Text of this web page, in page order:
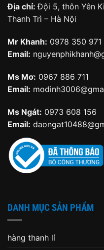
Địa chỉ:Đội 5, thôn Yên
Thanh Trì – Hà Nội
Mr Khanh: 0978 350 971
Email:
Ms Mơ: 0967 886 711
Email:
Ms Ngát: 0973 608 156
Email:
DANH MỤC SẢN PHẨM
hàng thanh lí